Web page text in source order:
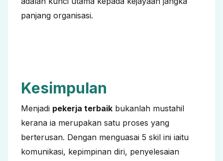
panjang organisasi.
Kesimpulan
Menjadi pekerja terbaik bukanlah mustahil
kerana ia merupakan satu proses yang
berterusan. Dengan menguasai 5 skil ini iaitu
komunikasi, kepimpinan diri, penyelesaian